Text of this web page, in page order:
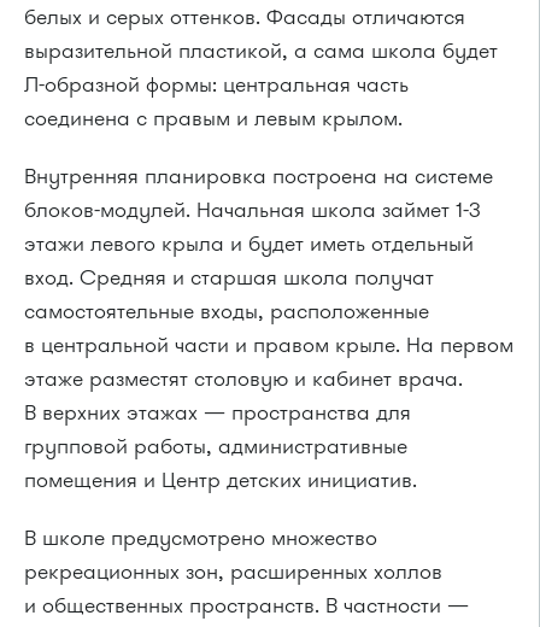
белых и серых оттенков. Фасады отличаются
выразительной пластикой, а сама школа будет
Л-образной формы: центральная часть
соединена с правым и левым крылом.
Внутренняя планировка построена на системе
блоков-модулей. Начальная школа займет 1-3
этажи левого крыла и будет иметь отдельный
вход. Средняя и старшая школа получат
самостоятельные входы, расположенные
в центральной части и правом крыле. На первом
этаже разместят столовую и кабинет врача.
В верхних этажах — пространства для
групповой работы, административные
помещения и Центр детских инициатив.
В школе предусмотрено множество
рекреационных зон, расширенных холлов
и общественных пространств. В частности —